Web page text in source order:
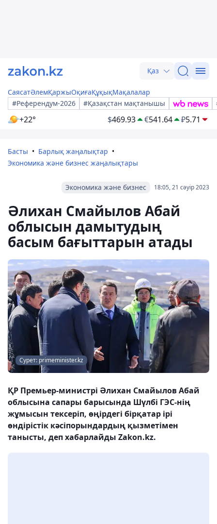
Қаз
СаясатӘлемҚаржыОқиғаҚұқықМақалалар
#Референдум-2026
#Қазақстан мақтанышы
+22° $469.93 €541.64 ₽5.71
Басты
Барлық жаңалықтар
Экономика және бизнес жаңалықтары
18:05, 21 сәуір 2023
Экономика және бизнес
Әлихан Смайылов Абай
облысын дамытудың
басым бағыттарын атады
Сурет: primeminister.kz
ҚР Премьер-министрі Әлихан Смайылов Абай
облысына сапары барысында Шүлбі ГЭС-нің
жұмысын тексеріп, өңірдегі бірқатар ірі
өндірістік кәсіпорындардың қызметімен
танысты, деп хабарлайды Zakon.kz.